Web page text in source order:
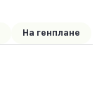
На генплане